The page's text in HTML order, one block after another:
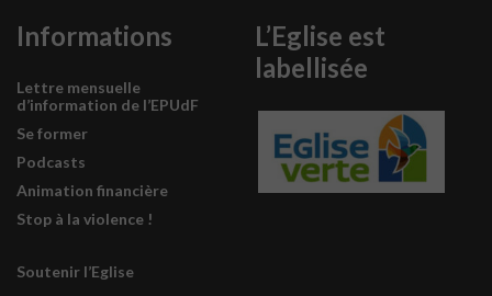
Informations
Lettre mensuelle
d’information de l’EPUdF
Se former
Podcasts
Animation financière
Stop à la violence !
Soutenir l’Eglise
L’Eglise est
labellisée